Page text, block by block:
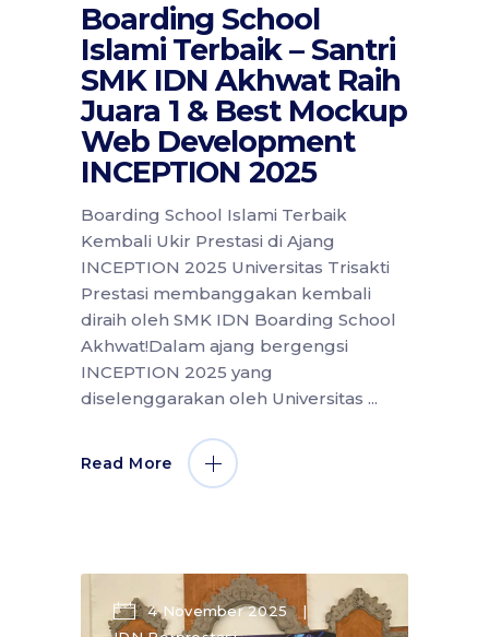
Boarding School
Islami Terbaik – Santri
SMK IDN Akhwat Raih
Juara 1 & Best Mockup
Web Development
INCEPTION 2025
Boarding School Islami Terbaik
Kembali Ukir Prestasi di Ajang
INCEPTION 2025 Universitas Trisakti
Prestasi membanggakan kembali
diraih oleh SMK IDN Boarding School
Akhwat!Dalam ajang bergengsi
INCEPTION 2025 yang
diselenggarakan oleh Universitas
Read More
4 November 2025